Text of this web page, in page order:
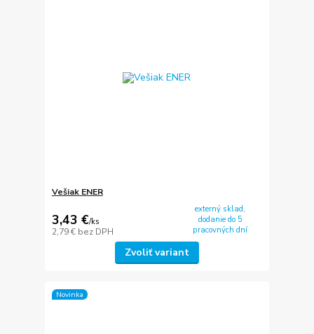
Vešiak ENER
3,43 €/ks
2,79 € bez DPH
externý sklad,
dodanie do 5
pracovných dní
Zvoliť variant
Novinka